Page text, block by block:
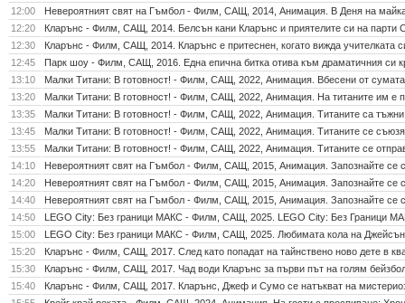
12:00
Невероятният свят на Гъмбол - Филм, САЩ, 2014, Анимация. В Деня на
12:20
Кларънс - Филм, САЩ, 2014. Белсън кани Кларънс и приятелите си на парти
12:30
Кларънс - Филм, САЩ, 2014. Кларънс е притеснен, когато вижда учителката
12:45
Парк шоу - Филм, САЩ, 2016. Една епична битка отива към драматичния си
13:10
Малки Титани: В готовност! - Филм, САЩ, 2022, Анимация. Вбесени от
13:20
Малки Титани: В готовност! - Филм, САЩ, 2022, Анимация. На титаните им е
13:35
Малки Титани: В готовност! - Филм, САЩ, 2022, Анимация. Титаните са тъжни
13:45
Малки Титани: В готовност! - Филм, САЩ, 2022, Анимация. Титаните се
13:55
Малки Титани: В готовност! - Филм, САЩ, 2022, Анимация. Титаните се
14:10
Невероятният свят на Гъмбол - Филм, САЩ, 2015, Анимация. Запознайте се
14:20
Невероятният свят на Гъмбол - Филм, САЩ, 2015, Анимация. Запознайте се
14:40
Невероятният свят на Гъмбол - Филм, САЩ, 2015, Анимация. Запознайте се
14:50
LEGO City: Без граници МАКС - Филм, САЩ, 2025. LEGO City: Без Граници
15:00
LEGO City: Без граници МАКС - Филм, САЩ, 2025. Любимата кола на Джейсън
15:20
Кларънс - Филм, САЩ, 2017. След като попадат на тайнствено ново дете в
15:30
Кларънс - Филм, САЩ, 2017. Чад води Кларънс за първи път на голям
15:40
Кларънс - Филм, САЩ, 2017. Кларънс, Джеф и Сумо се натъкват на